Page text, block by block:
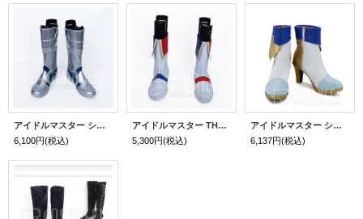
アイドルマスター シンデレラガールズ 十時愛梨 コスプレ靴
6,100円(税込)
アイドルマスター THE IDOLM@STER アニメ 全員 ステージ コスプレ靴
5,300円(税込)
アイドルマスター シンデレラガールズ 渋谷凛 コスプレ靴
6,137円(税込)